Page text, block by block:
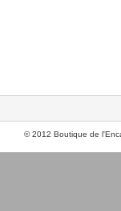
© 2012 Boutique de